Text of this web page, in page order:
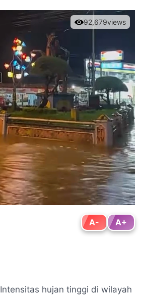
A- A+
92,679views
Intensitas hujan tinggi di wilayah